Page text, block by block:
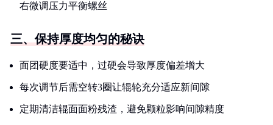
右微调压力平衡螺丝
三、保持厚度均匀的秘诀
面团硬度要适中，过硬会导致厚度偏差增大
每次调节后需空转3圈让辊轮充分适应新间隙
定期清洁辊面面粉残渣，避免颗粒影响间隙精度